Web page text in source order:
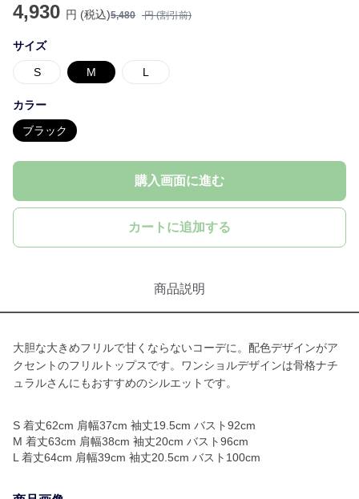
4,930 円 (税込)5,480 円 (割引前)
サイズ
S M L
カラー
ブラック
購入画面に進む
カートに追加する
商品説明
大胆な大きめフリルで甘くならないコーデに。配色デザインがア
クセントのフリルトップスです。ワンショルデザインは骨格ナチ
ュラルさんにもおすすめのシルエットです。
S 着丈62cm 肩幅37cm 袖丈19.5cm バスト92cm
M 着丈63cm 肩幅38cm 袖丈20cm バスト96cm
L 着丈64cm 肩幅39cm 袖丈20.5cm バスト100cm